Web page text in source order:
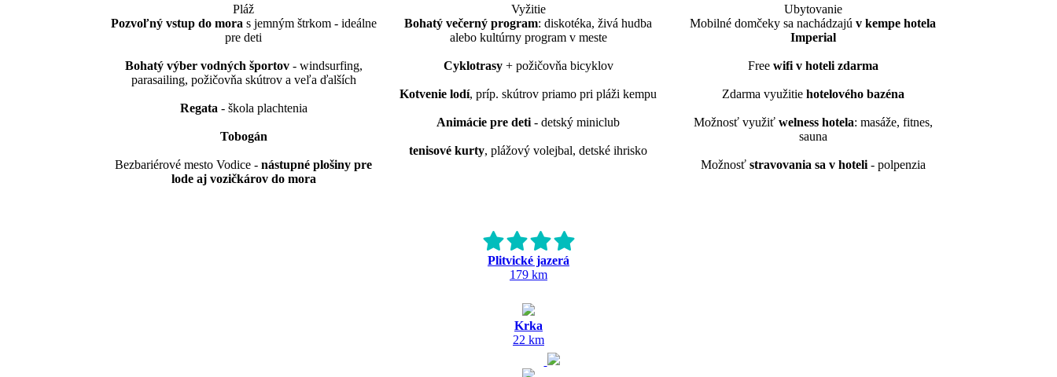
Pláž
Pozvoľný vstup do mora s jemným štrkom - ideálne
pre deti
Bohatý výber vodných športov- windsurfing,
parasailing, požičovňa skútrov a veľa ďalších
Regata - škola plachtenia
Tobogán
Bezbariérové mesto Vodice -nástupné plošiny pre
lode aj vozičkárov do mora
Vyžitie
Bohatý večerný program: diskotéka, živá hudba
alebo kultúrny program v meste
Cyklotrasy+ požičovňa bicyklov
Kotvenie lodí, príp. skútrov priamo pri pláži kempu
Animácie pre deti - detský miniclub
tenisové kurty, plážový volejbal, detské ihrisko
Ubytovanie
Mobilné domčeky sa nachádzajúv kempe hotela
Imperial
Free wifi v hoteli zdarma
Zdarma využitie hotelového bazéna
Možnosť využiť welness hotela: masáže, fitnes,
sauna
Možnosť stravovania sa v hoteli- polpenzia
Plitvické jazerá
179 km
Krka
22 km